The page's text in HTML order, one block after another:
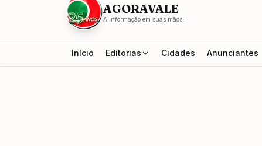
AGORAVALE
A Informação em suas mãos!
Início Editorias Cidades Anunciantes